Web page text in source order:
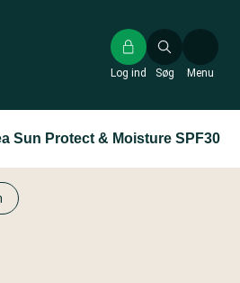
Søg
Log ind Menu
Sun Protect & Moisture SPF30